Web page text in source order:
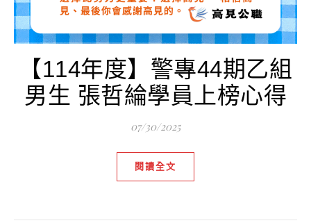
【114年度】警專44期乙組
男生 張哲綸學員上榜心得
07/30/2025
閱讀全文